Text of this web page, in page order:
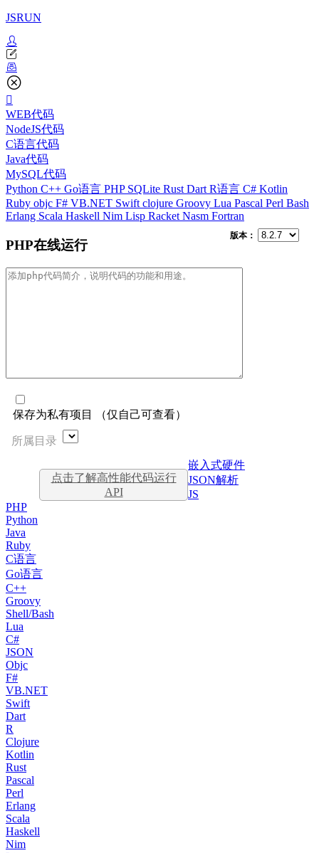
JSRUN
WEB代码
NodeJS代码
C语言代码
Java代码
MySQL代码
Python C++ Go语言 PHP SQLite Rust Dart R语言 C# Kotlin
Ruby objc F# VB.NET Swift clojure Groovy Lua Pascal Perl Bash
Erlang Scala Haskell Nim Lisp Racket Nasm Fortran
PHP在线运行
版本：
保存为私有项目 （仅自己可查看）
所属目录
点击了解高性能代码运行
API
嵌入式硬件
JSON解析
JS
PHP
Python
Java
Ruby
C语言
Go语言
C++
Groovy
Shell/Bash
Lua
C#
JSON
Objc
F#
VB.NET
Swift
Dart
R
Clojure
Kotlin
Rust
Pascal
Perl
Erlang
Scala
Haskell
Nim